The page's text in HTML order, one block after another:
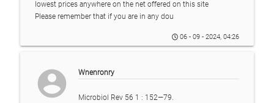
lowest prices anywhere on the net offered on this site
Please remember that if you are in any dou
06 - 09 - 2024, 04:26
account_circle Wnenronry
Microbiol Rev 56 1 : 152—79.